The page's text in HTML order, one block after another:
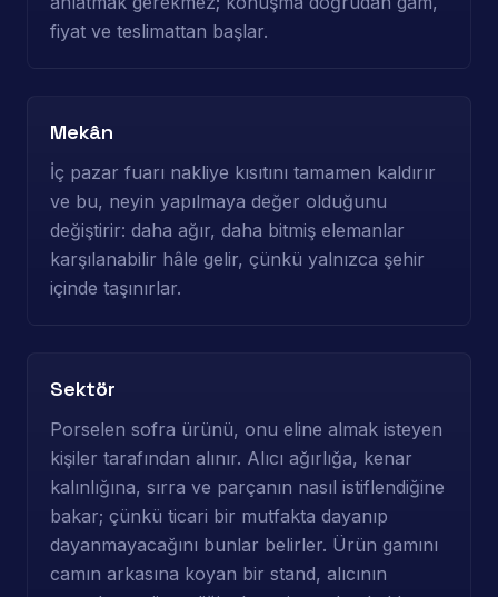
fiyat ve teslimattan başlar.
Mekân
İç pazar fuarı nakliye kısıtını tamamen kaldırır
ve bu, neyin yapılmaya değer olduğunu
değiştirir: daha ağır, daha bitmiş elemanlar
karşılanabilir hâle gelir, çünkü yalnızca şehir
içinde taşınırlar.
Sektör
Porselen sofra ürünü, onu eline almak isteyen
kişiler tarafından alınır. Alıcı ağırlığa, kenar
kalınlığına, sırra ve parçanın nasıl istiflendiğine
bakar; çünkü ticari bir mutfakta dayanıp
dayanmayacağını bunlar belirler. Ürün gamını
camın arkasına koyan bir stand, alıcının